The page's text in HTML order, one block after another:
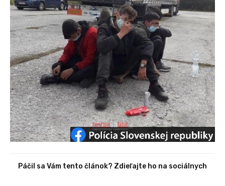
Páčil sa Vám tento článok? Zdieľajte ho na sociálnych